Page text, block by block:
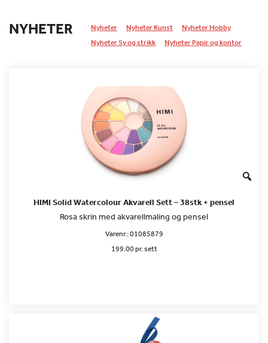
NYHETER Nyheter Nyheter Kunst
Nyheter Hobby
Nyheter Sy og strikk
Nyheter Papir og kontor
HIMI Solid Watercolour Akvarell Sett – 38stk + pensel
Rosa skrin med akvarellmaling og pensel
Varenr.:01085879
199.00 pr. sett